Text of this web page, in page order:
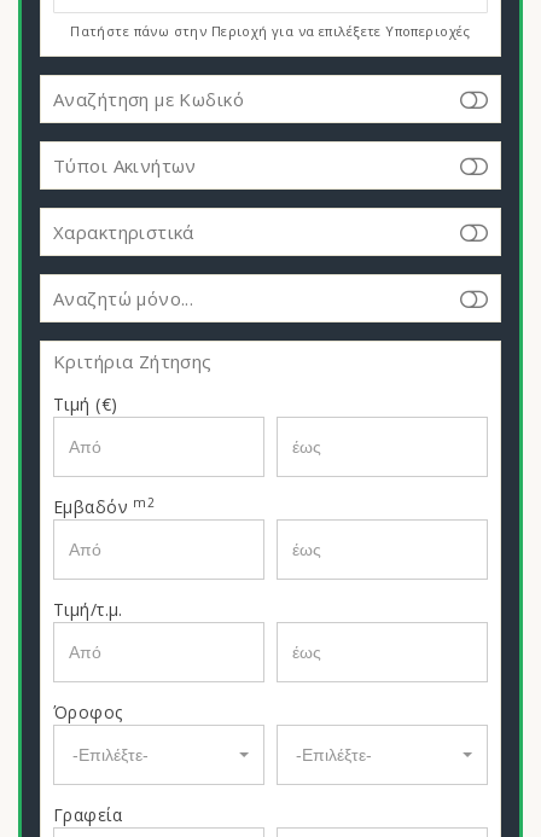
Πατήστε πάνω στην Περιοχή για να επιλέξετε Υποπεριοχές
Αναζήτηση με Κωδικό
Τύποι Ακινήτων
Χαρακτηριστικά
Αναζητώ μόνο...
Κριτήρια Ζήτησης
Τιμή (€)
Εμβαδόν m2
Τιμή/τ.μ.
Όροφος
-Επιλέξτε- -Επιλέξτε-
Γραφεία